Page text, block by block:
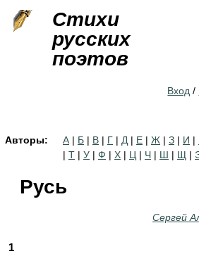
Стихи
русских
поэтов
Вход /
Авторы: А | Б | В | Г | Д | Е | Ж | З | И |
| Т | У | Ф | Х | Ц | Ч | Ш | Щ |
Русь
Сергей
1